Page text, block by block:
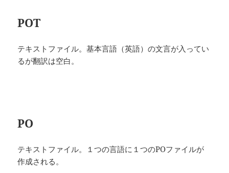
POT
テキストファイル。基本言語（英語）の文言が入ってい
るが翻訳は空白。
PO
テキストファイル。１つの言語に１つのPOファイルが
作成される。